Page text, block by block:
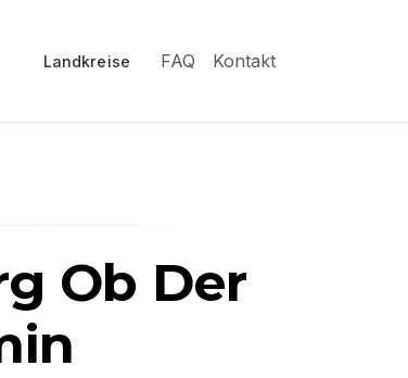
Landkreise FAQ Kontakt
Ob Der